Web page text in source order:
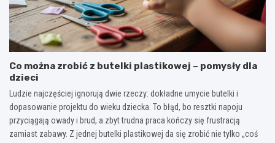
Co można zrobić z butelki plastikowej – pomysły dla
dzieci
Ludzie najczęściej ignorują dwie rzeczy: dokładne umycie butelki i
dopasowanie projektu do wieku dziecka. To błąd, bo resztki napoju
przyciągają owady i brud, a zbyt trudna praca kończy się frustracją
zamiast zabawy. Z jednej butelki plastikowej da się zrobić nie tylko „coś